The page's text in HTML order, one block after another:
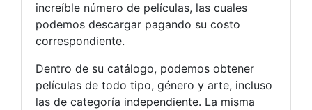
increíble número de películas, las cuales
podemos descargar pagando su costo
correspondiente.
Dentro de su catálogo, podemos obtener
películas de todo tipo, género y arte, incluso
las de categoría independiente. La misma